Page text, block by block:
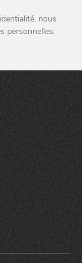
nous
personnelles.